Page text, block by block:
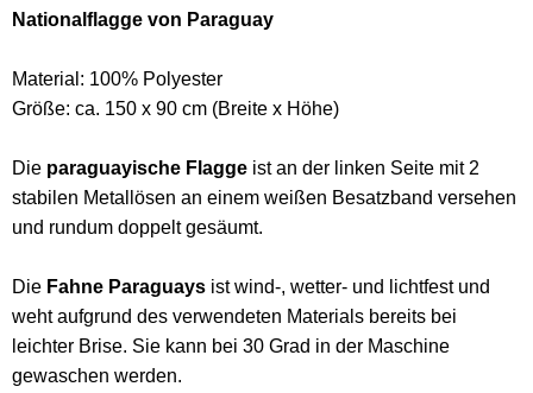
Nationalflagge von Paraguay
Material: 100% Polyester
Größe: ca. 150 x 90 cm (Breite x Höhe)
Die paraguayische Flagge ist an der linken Seite mit 2
stabilen Metallösen an einem weißen Besatzband versehen
und rundum doppelt gesäumt.
Die Fahne Paraguays ist wind-, wetter- und lichtfest und
weht aufgrund des verwendeten Materials bereits bei
leichter Brise. Sie kann bei 30 Grad in der Maschine
gewaschen werden.